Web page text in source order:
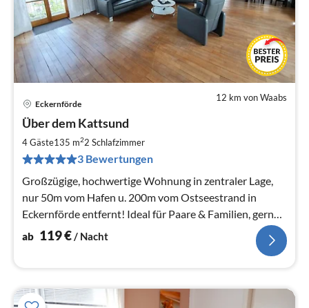
12 km von Waabs
Eckernförde
Über dem Kattsund
4 Gäste135 m22 Schlafzimmer
3 Bewertungen
Großzügige, hochwertige Wohnung in zentraler Lage,
nur 50m vom Hafen u. 200m vom Ostseestrand in
Eckernförde entfernt! Ideal für Paare & Familien, gern
auch mit Hund!
ab 119€/ Nacht